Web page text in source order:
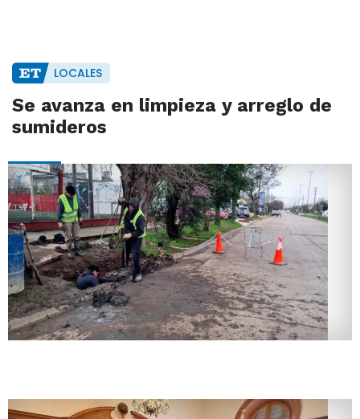
LOCALES
Se avanza en limpieza y arreglo de
sumideros